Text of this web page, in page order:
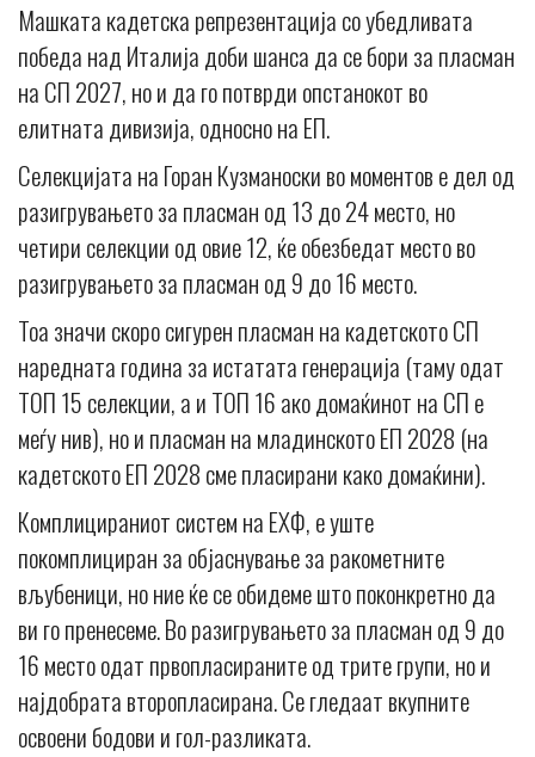
Машката кадетска репрезентација со убедливата
победа над Италија доби шанса да се бори за пласман
на СП 2027, но и да го потврди опстанокот во
елитната дивизија, односно на ЕП.
Селекцијата на Горан Кузманоски во моментов е дел од
разигрувањето за пласман од 13 до 24 место, но
четири селекции од овие 12, ќе обезбедат место во
разигрувањето за пласман од 9 до 16 место.
Тоа значи скоро сигурен пласман на кадетското СП
наредната година за истатата генерација (таму одат
ТОП 15 селекции, а и ТОП 16 ако домаќинот на СП е
меѓу нив), но и пласман на младинското ЕП 2028 (на
кадетското ЕП 2028 сме пласирани како домаќини).
Комплицираниот систем на ЕХФ, е уште
покомплициран за објаснување за ракометните
вљубеници, но ние ќе се обидеме што поконкретно да
ви го пренесеме. Во разигрувањето за пласман од 9 до
16 место одат првопласираните од трите групи, но и
најдобрата второпласирана. Се гледаат вкупните
освоени бодови и гол-разликата.